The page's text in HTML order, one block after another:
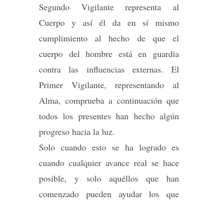
Segundo Vigilante representa al
Cuerpo y así él da en sí mismo
cumplimiento al hecho de que el
cuerpo del hombre está en guardia
contra las influencias externas. El
Primer Vigilante, representando al
Alma, comprueba a continuación que
todos los presentes han hecho algún
progreso hacia la luz.
Solo cuando esto se ha logrado es
cuando cualquier avance real se hace
posible, y solo aquéllos que han
comenzado pueden ayudar los que